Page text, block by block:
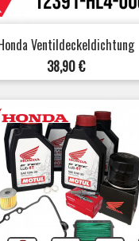
Ventildeckeldichtung
Preis
38,90 €